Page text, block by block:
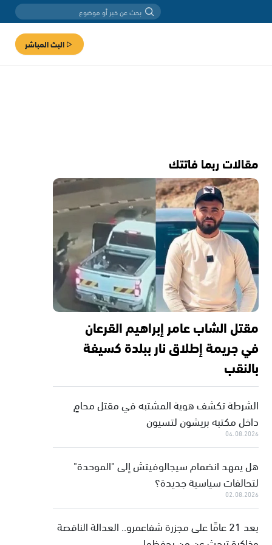
البث المباشر
مقالات ربما فاتتك
مقتل الشاب عامر إبراهيم القرعان
في جريمة إطلاق نار ببلدة كسيفة
بالنقب
الشرطة تكشف هوية المشتبه في مقتل محامٍ
داخل مكتبه بريشون لتسيون
04.08.2026
هل يمهد انضمام سيجالوفيتش إلى "الموحدة"
لتحالفات سياسية جديدة؟
02.08.2026
بعد 21 عامًا على مجزرة شفاعمرو.. العدالة الناقصة